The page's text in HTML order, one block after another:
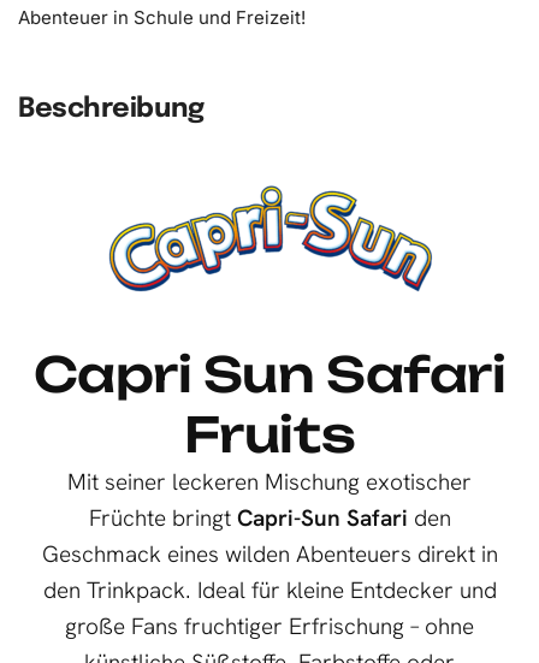
Abenteuer in Schule und Freizeit!
Beschreibung
Capri Sun Safari
Fruits
Mit seiner leckeren Mischung exotischer
Früchte bringt Capri-Sun Safari den
Geschmack eines wilden Abenteuers direkt in
den Trinkpack. Ideal für kleine Entdecker und
große Fans fruchtiger Erfrischung – ohne